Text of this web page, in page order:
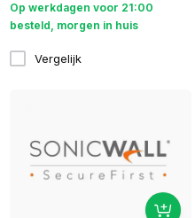
Op werkdagen voor 21:00
besteld, morgen in huis
Vergelijk